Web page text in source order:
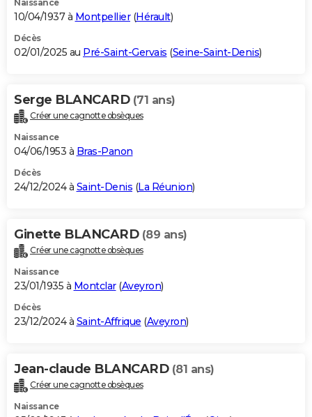
Naissance
10/04/1937 à Montpellier(Hérault)
Décès
02/01/2025 au Pré-Saint-Gervais (Seine-Saint-Denis)
Serge BLANCARD (71 ans)
Créer une cagnotte obsèques
Naissance
04/06/1953 à Bras-Panon
Décès
24/12/2024 à Saint-Denis (La Réunion)
Ginette BLANCARD (89 ans)
Créer une cagnotte obsèques
Naissance
23/01/1935 à Montclar(Aveyron)
Décès
23/12/2024 à Saint-Affrique (Aveyron)
Jean-claude BLANCARD (81 ans)
Créer une cagnotte obsèques
Naissance